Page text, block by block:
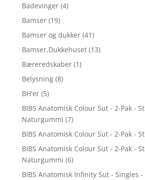
Badevinger (4)
Bamser (19)
Bamser og dukker (41)
Bamser,Dukkehuset (13)
Bæreredskaber (1)
Belysning (8)
BH'er (5)
BIBS Anatomisk Colour Sut - 2-Pak -
Naturgummi (7)
BIBS Anatomisk Colour Sut - 2-Pak -
BIBS Anatomisk Colour Sut - 2-Pak -
Naturgummi (6)
BIBS Anatomisk Infinity Sut - Singles